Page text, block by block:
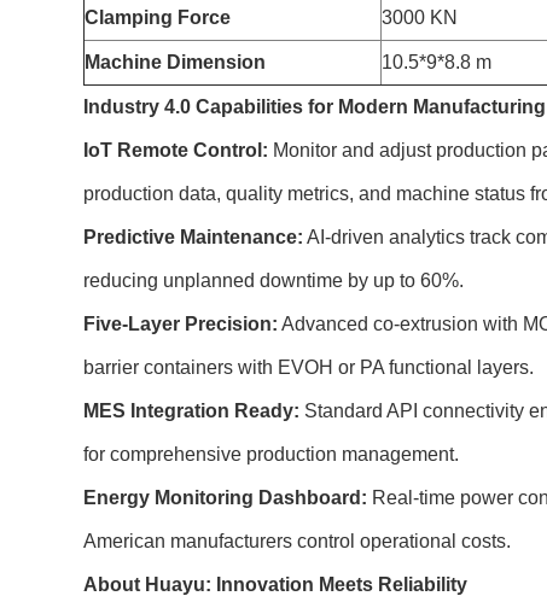
Clamping Force 3000 KN
Machine Dimension 10.5*9*8.8 m
Industry 4.0 Capabilities for Modern Manufacturing
IoT Remote Control: Monitor and adjust production
production data, quality metrics, and machine status
Predictive Maintenance: AI-driven analytics track
reducing unplanned downtime by up to 60%.
Five-Layer Precision: Advanced co-extrusion with
barrier containers with EVOH or PA functional layers.
MES Integration Ready: Standard API connectivity
for comprehensive production management.
Energy Monitoring Dashboard: Real-time power
American manufacturers control operational costs.
About Huayu: Innovation Meets Reliability